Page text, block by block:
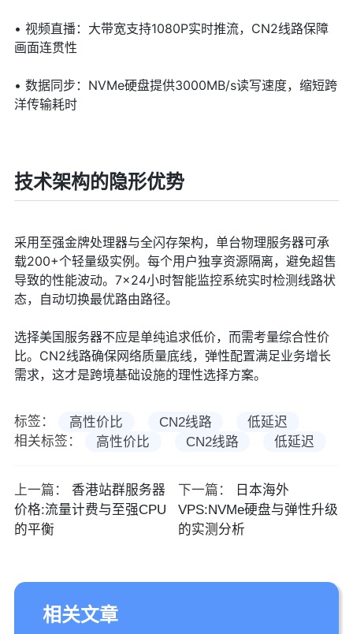
• 视频直播：大带宽支持1080P实时推流，CN2线路保障
画面连贯性
• 数据同步：NVMe硬盘提供3000MB/s读写速度，缩短跨
洋传输耗时
技术架构的隐形优势
采用至强金牌处理器与全闪存架构，单台物理服务器可承
载200+个轻量级实例。每个用户独享资源隔离，避免超售
导致的性能波动。7×24小时智能监控系统实时检测线路状
态，自动切换最优路由路径。
选择美国服务器不应是单纯追求低价，而需考量综合性价
比。CN2线路确保网络质量底线，弹性配置满足业务增长
需求，这才是跨境基础设施的理性选择方案。
标签： 高性价比 CN2线路
低延迟
相关标签：
高性价比 CN2线路 低延迟
上一篇：
香港站群服务器
价格:流量计费与至强CPU
的平衡
下一篇：
日本海外
VPS:NVMe硬盘与弹性升级
的实测分析
相关文章